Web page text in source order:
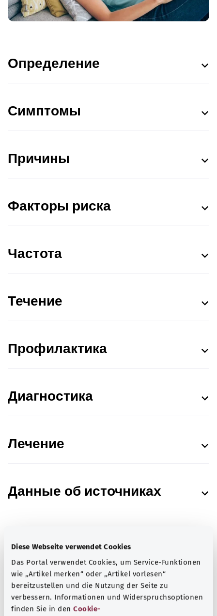
Diese Webseite verwendet Cookies
Das Portal verwendet Cookies, um Service-Funktionen
wie „Artikel merken“ oder „Artikel vorlesen“
bereitzustellen und die Nutzung der Seite zu
verbessern. Informationen und Widerspruchsoptionen
finden Sie in den Cookie-
Определение
Симптомы
Причины
Факторы риска
Частота
Течение
Профилактика
Диагностика
Лечение
Данные об источниках
В сотрудничестве с Institut für Qualität und
Wirtschaftlichkeit im Gesundheitswesen (IQWiG;
Институт качества и эффективности в
здравоохранении).
Состояние:13.07.2021